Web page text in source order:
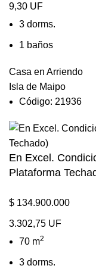
9,30 UF
3 dorms.
1 baños
Casa en Arriendo
Isla de Maipo
Código: 21936
En Excel.
Plataforma
$ 134.900.000
3.302,75 UF
70 m2
3 dorms.